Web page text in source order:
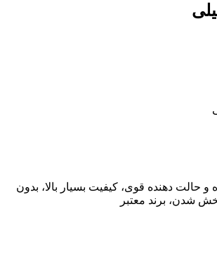
و حالت دهنده قوی، کیفیت بسیار بالا، بدون
شدن، برند معتبر